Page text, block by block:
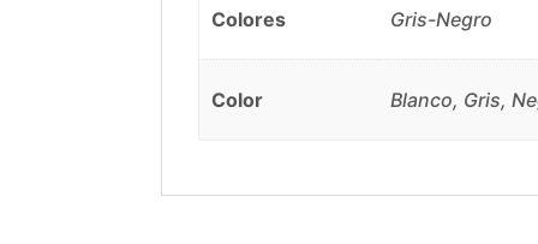
Colores Gris-Negro
Color Blanco, Gris,